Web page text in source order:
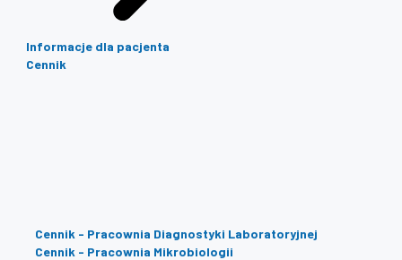
Informacje dla pacjenta
Cennik
Cennik - Pracownia Diagnostyki Laboratoryjnej
Cennik - Pracownia Mikrobiologii